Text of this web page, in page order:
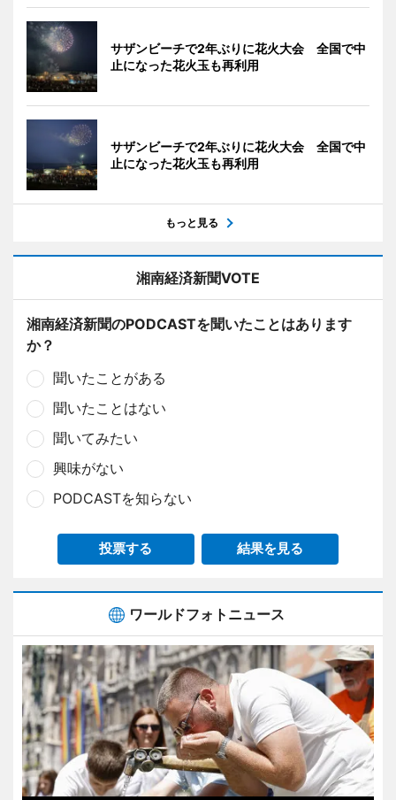
サザンビーチで2年ぶりに花火大会 全国で中
止になった花火玉も再利用
サザンビーチで2年ぶりに花火大会 全国で中
止になった花火玉も再利用
もっと見る
湘南経済新聞VOTE
湘南経済新聞のPODCASTを聞いたことはあります
か？
聞いたことがある
聞いたことはない
聞いてみたい
興味がない
PODCASTを知らない
投票する 結果を見る
ワールドフォトニュース